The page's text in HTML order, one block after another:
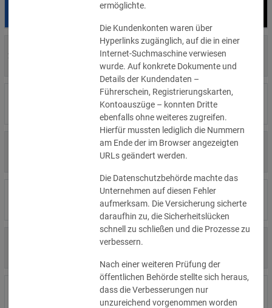
29.07.2026
700 €
Privatperson
1.715.600 €
»Details
Wind Tre
6.358 €
»Details
Privatperson
8.500 €
»Details
Wirtschaftsprüfungsgesellschaft
4.000 €
15.000 €
»Details
Flamel
ermöglichte.
Die Kundenkonten waren über
Hyperlinks zugänglich, auf die in einer
Internet-Suchmaschine verwiesen
wurde. Auf konkrete Dokumente und
Details der Kundendaten –
Führerschein, Registrierungskarten,
Kontoauszüge – konnten Dritte
ebenfalls ohne weiteres zugreifen.
Hierfür mussten lediglich die Nummern
am Ende der im Browser angezeigten
URLs geändert werden.
Die Datenschutzbehörde machte das
Unternehmen auf diesen Fehler
aufmerksam. Die Versicherung sicherte
daraufhin zu, die Sicherheitslücken
schnell zu schließen und die Prozesse zu
verbessern.
Nach einer weiteren Prüfung der
öffentlichen Behörde stellte sich heraus,
dass die Verbesserungen nur
unzureichend vorgenommen worden